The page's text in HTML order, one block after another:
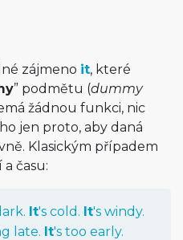
zájmeno it, které
” podmětu (dummy
žádnou funkci, nic
jen proto, aby daná
Klasickým případem
času:
It's cold. It's windy.
late. It's too early.